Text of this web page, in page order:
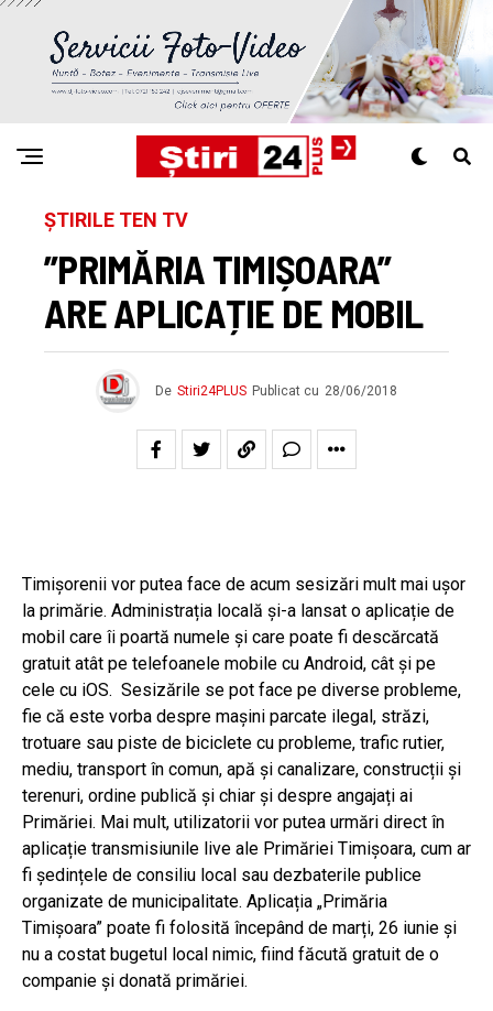
ȘTIRILE TEN TV
”PRIMĂRIA TIMIȘOARA”
ARE APLICAȚIE DE MOBIL
De Stiri24PLUS Publicat cu 28/06/2018
Timișorenii vor putea face de acum sesizări mult mai ușor
la primărie. Administrația locală și-a lansat o aplicație de
mobil care îi poartă numele și care poate fi descărcată
gratuit atât pe telefoanele mobile cu Android, cât și pe
cele cu iOS. Sesizările se pot face pe diverse probleme,
fie că este vorba despre mașini parcate ilegal, străzi,
trotuare sau piste de biciclete cu probleme, trafic rutier,
mediu, transport în comun, apă și canalizare, construcții și
terenuri, ordine publică și chiar și despre angajați ai
Primăriei. Mai mult, utilizatorii vor putea urmări direct în
aplicație transmisiunile live ale Primăriei Timișoara, cum ar
fi ședințele de consiliu local sau dezbaterile publice
organizate de municipalitate. Aplicația „Primăria
Timișoara” poate fi folosită începând de marți, 26 iunie și
nu a costat bugetul local nimic, fiind făcută gratuit de o
companie şi donată primăriei.